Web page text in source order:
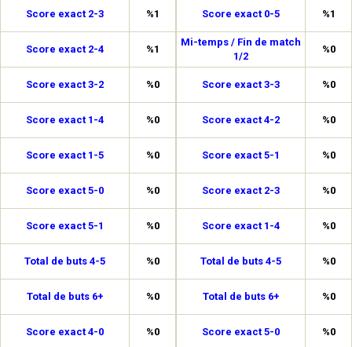
Score exact 2-3 %1
Score exact 2-4 %1
Score exact 3-2 %0
Score exact 1-4 %0
Score exact 1-5 %0
Score exact 5-0 %0
Score exact 5-1 %0
Total de buts 4-5 %0
Total de buts 6+ %0
Score exact 4-0 %0
Score exact 0-5 %1
Mi-temps / Fin de match
1/2
%0
Score exact 3-3 %0
Score exact 4-2 %0
Score exact 5-1 %0
Score exact 2-3 %0
Score exact 1-4 %0
Total de buts 4-5 %0
Total de buts 6+ %0
Score exact 5-0 %0